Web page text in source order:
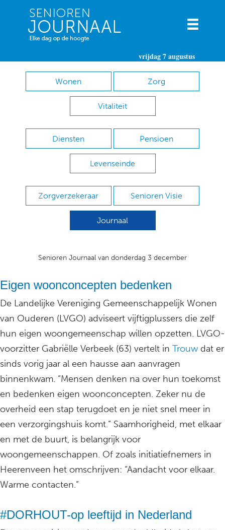
vrijdag 7 augustus
Wonen Zorg
Vitaliteit
Diensten Pensioen
Levenseinde
Zorgverzekeraar Senioren Visie
Journaal
Senioren Journaal van donderdag 3 december
Eigen woonconcepten bedenken
De Landelijke Vereniging Gemeenschappelijk Wonen
van Ouderen (LVGO) adviseert vijftigplussers die zelf
hun eigen woongemeenschap willen opzetten. LVGO-
voorzitter Gabriëlle Verbeek (63) vertelt in Trouw dat er
sinds vorig jaar al een hausse aan aanvragen
binnenkwam. “Mensen denken na over hun toekomst
en bedenken eigen woonconcepten. Zeker nu de
overheid een stap terugdoet en je niet snel meer in
een verzorgingshuis komt.” Saamhorigheid, met elkaar
en met de buurt, is belangrijk voor
woongemeenschappen. Of zoals initiatiefnemers in
Heerenveen het omschrijven: “Aandacht voor elkaar.
Warme contacten.”
#DORHOUT-op leeftijd in Nederland